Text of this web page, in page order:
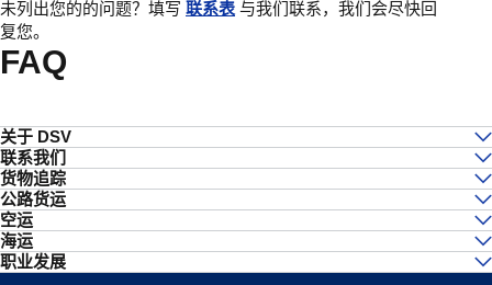
未列出您的的问题？填写 联系表 与我们联系，我们会尽快回
复您。
FAQ
关于 DSV
DSV 背后有什么故事？
谁管理 DSV？
DSV 的企业价值观是什么？
DSV 提供货运保险吗？
在哪里可以找到 DSV 网上自助服务工具？
DSV 可以帮助哪些类型的企业？
联系我们
向 DSV 询问一般查询
我在查找运输报价
我应该如何联系我当地的 DSV 办事处？
货物追踪
如何追踪我的货物？
什么是 myDSV 以及如何使用？
公路货运
一般公路运输有哪些选择？
我如何确保我的货物完好无损地到达？
有哪些不同类型的拖车？
空运
你们的标准空运服务是什么？
谁是你们的空运承运人？
海运
你们提供哪些海运服务？
职业发展